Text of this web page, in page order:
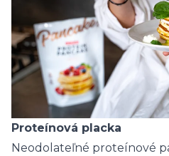
Proteínová placka
Neodolateľné proteínové